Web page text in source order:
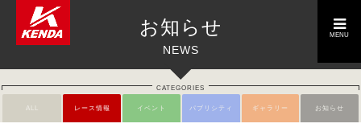
toggle
navigation
MENU
お知らせ
NEWS
CATEGORIES
ALL レース情報 イベント パブリシティ ギャラリー お知らせ